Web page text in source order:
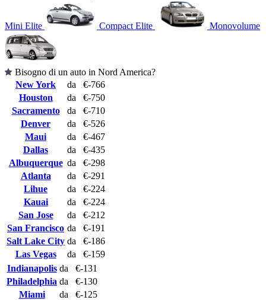
Mini Elite Compact Elite Monovolume
Bisogno di un auto in Nord America?
New York
da
€-766
Houston
da
€-750
Sacramento
da
€-710
Denver
da
€-526
Maui
da
€-467
Dallas
da
€-435
Albuquerque da
€-298
Atlanta
da
€-291
Lihue
da
€-224
Kauai
da
€-224
San Jose
da
€-212
San Francisco da
€-191
Salt Lake City da
€-186
Las Vegas
da
€-159
Indianapolis da
€-131
Philadelphia da
€-130
Miami
da
€-125